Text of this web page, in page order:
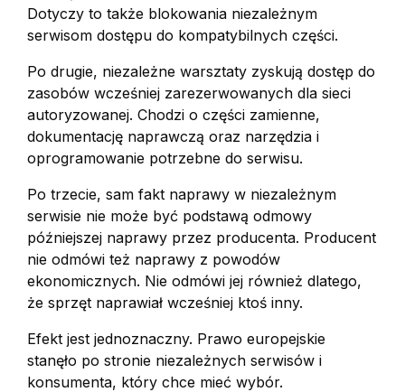
Dotyczy to także blokowania niezależnym
serwisom dostępu do kompatybilnych części.
Po drugie, niezależne warsztaty zyskują dostęp do
zasobów wcześniej zarezerwowanych dla sieci
autoryzowanej. Chodzi o części zamienne,
dokumentację naprawczą oraz narzędzia i
oprogramowanie potrzebne do serwisu.
Po trzecie, sam fakt naprawy w niezależnym
serwisie nie może być podstawą odmowy
późniejszej naprawy przez producenta. Producent
nie odmówi też naprawy z powodów
ekonomicznych. Nie odmówi jej również dlatego,
że sprzęt naprawiał wcześniej ktoś inny.
Efekt jest jednoznaczny. Prawo europejskie
stanęło po stronie niezależnych serwisów i
konsumenta, który chce mieć wybór.